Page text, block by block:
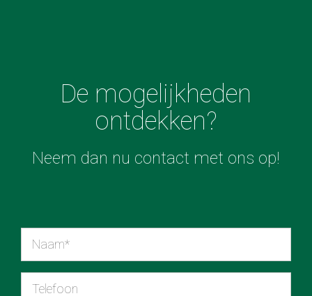
De mogelijkheden
ontdekken?
Neem dan nu contact met ons op!